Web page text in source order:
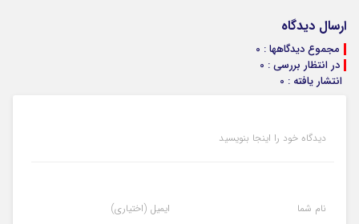
ارسال دیدگاه
مجموع دیدگاهها : 0
در انتظار بررسی : 0
انتشار یافته : 0
دیدگاه خود را اینجا بنویسید
نام شما ایمیل (اختیاری)